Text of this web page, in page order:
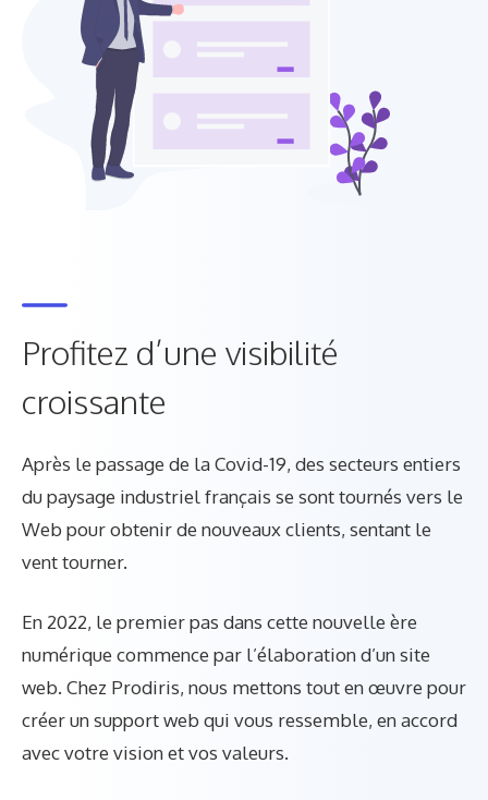
Profitez d’une visibilité
croissante
Après le passage de la Covid-19, des secteurs entiers
du paysage industriel français se sont tournés vers le
Web pour obtenir de nouveaux clients, sentant le
vent tourner.
En 2022, le premier pas dans cette nouvelle ère
numérique commence par l’élaboration d’un site
web. Chez Prodiris, nous mettons tout en œuvre pour
créer un support web qui vous ressemble, en accord
avec votre vision et vos valeurs.